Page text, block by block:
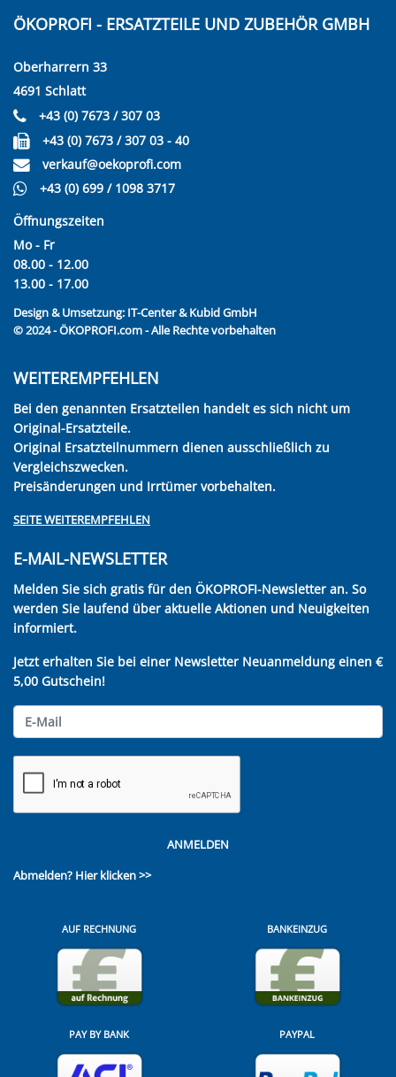
ÖKOPROFI - ERSATZTEILE UND ZUBEHÖR GMBH
Oberharrern 33
4691 Schlatt
+43 (0) 7673 / 307 03
+43 (0) 7673 / 307 03 - 40
verkauf@oekoprofi.com
+43 (0) 699 / 1098 3717
Öffnungszeiten
Mo - Fr
08.00 - 12.00
13.00 - 17.00
Design & Umsetzung: IT-Center & Kubid GmbH
© 2024 - ÖKOPROFI.com - Alle Rechte vorbehalten
WEITEREMPFEHLEN
Bei den genannten Ersatzteilen handelt es sich nicht um
Original-Ersatzteile.
Original Ersatzteilnummern dienen ausschließlich zu
Vergleichszwecken.
Preisänderungen und Irrtümer vorbehalten.
SEITE WEITEREMPFEHLEN
E-MAIL-NEWSLETTER
Melden Sie sich gratis für den ÖKOPROFI-Newsletter an. So
werden Sie laufend über aktuelle Aktionen und Neuigkeiten
informiert.
Jetzt erhalten Sie bei einer Newsletter Neuanmeldung einen €
5,00 Gutschein!
ANMELDEN
Abmelden? Hier klicken >>
AUF RECHNUNG BANKEINZUG
PAY BY BANK PAYPAL